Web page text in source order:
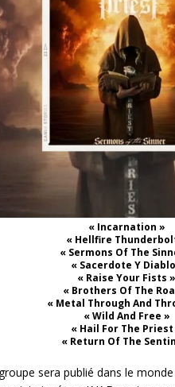
« Incarnation »
« Hellfire
« Sermons Of The
« Sacerdote Y
« Raise Your Fists »
« Brothers Of The
« Metal Through And
« Wild And Free »
« Hail For The Priest
« Return Of The
sera publié dans le